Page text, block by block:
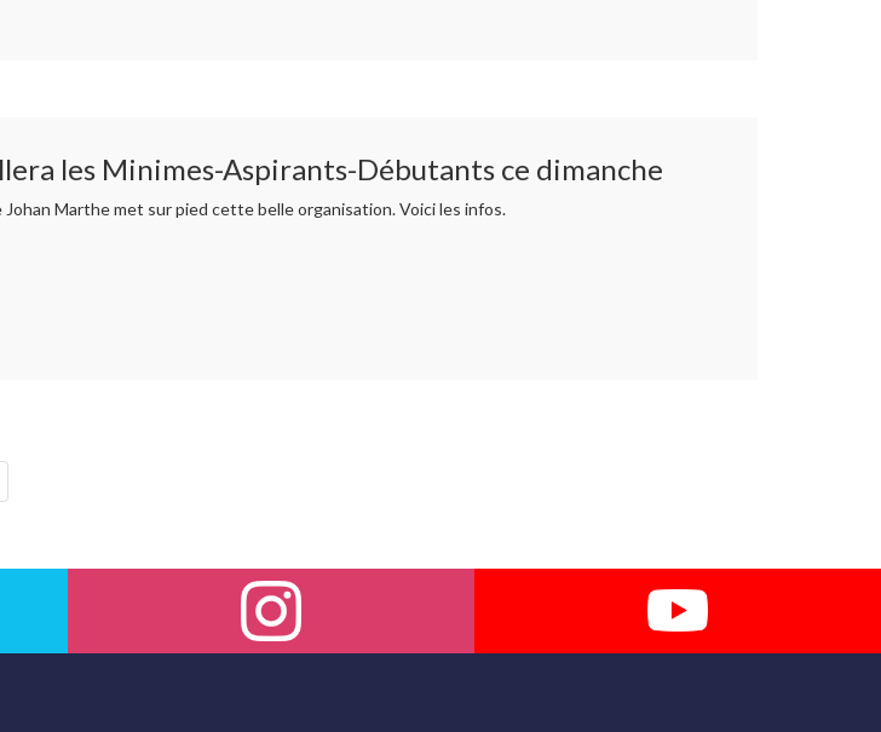
les Minimes-Aspirants-Débutants ce dimanche
Johan Marthe met sur pied cette belle organisation. Voici les infos.